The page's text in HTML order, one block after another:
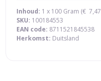
Inhoud: 1 x 100 Gram (€ 7,47
SKU: 100184553
EAN code: 8711521845538
Herkomst: Duitsland